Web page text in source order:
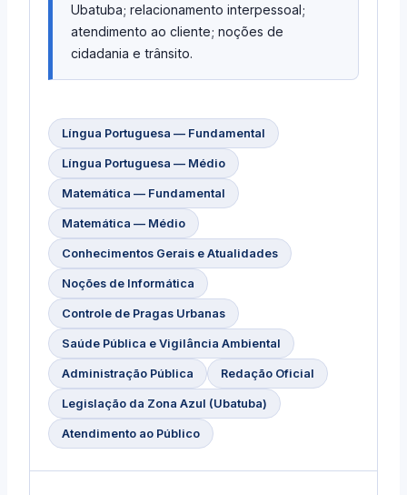
Ubatuba; relacionamento interpessoal;
atendimento ao cliente; noções de
cidadania e trânsito.
Língua Portuguesa — Fundamental
Língua Portuguesa — Médio
Matemática — Fundamental
Matemática — Médio
Conhecimentos Gerais e Atualidades
Noções de Informática
Controle de Pragas Urbanas
Saúde Pública e Vigilância Ambiental
Administração Pública Redação Oficial
Legislação da Zona Azul (Ubatuba)
Atendimento ao Público